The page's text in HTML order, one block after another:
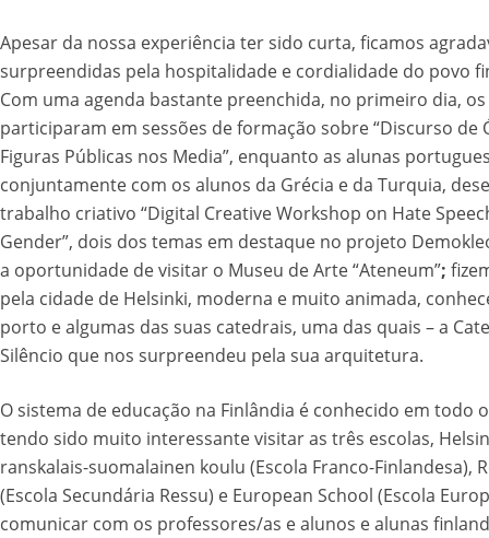
Apesar da nossa experiência ter sido curta, ficamos
surpreendidas pela hospitalidade e cordialidade do povo
Com uma agenda bastante preenchida, no primeiro dia,
participaram em sessões de formação sobre “Discurso de
Figuras Públicas nos Media”, enquanto as alunas
conjuntamente com os alunos da Grécia e da Turquia,
trabalho criativo “Digital Creative Workshop on Hate
Gender”, dois dos temas em destaque no projeto
a oportunidade de visitar o Museu de Arte “Ateneum”;
pela cidade de Helsinki, moderna e muito animada,
porto e algumas das suas catedrais, uma das quais – a
Silêncio que nos surpreendeu pela sua arquitetura.
O sistema de educação na Finlândia é conhecido em todo
tendo sido muito interessante visitar as três escolas,
ranskalais-suomalainen koulu (Escola Franco-Finlandesa),
(Escola Secundária Ressu) e European School (Escola
comunicar com os professores/as e alunos e alunas